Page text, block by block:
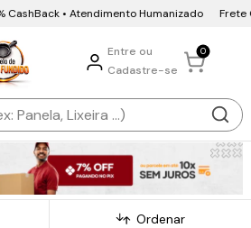
CashBack • Atendimento Humanizado Frete
Entre ou
Cadastre-se
0
Ordenar